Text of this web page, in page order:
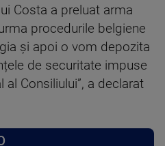
Costa a preluat arma
procedurile belgiene
și apoi o vom depozita
de securitate impuse
al Consiliului”, a declarat